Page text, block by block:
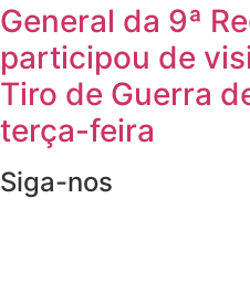
General da 9ª
participou de
Tiro de Guerra
terça-feira
Siga-nos